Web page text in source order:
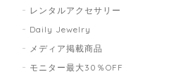
レンタルアクセサリー
Daily Jewelry
メディア掲載商品
モニター最大30％OFF